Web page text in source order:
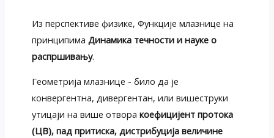
Из перспективе физике, Функције млазнице на
принципима Динамика течности и науке о
распршивању.
Геометрија млазнице - било да је
конвергентна, дивергентан, или вишеструки
утицаји на више отвора коефицијент протока
(ЦВ), пад притиска, дистрибуција величине